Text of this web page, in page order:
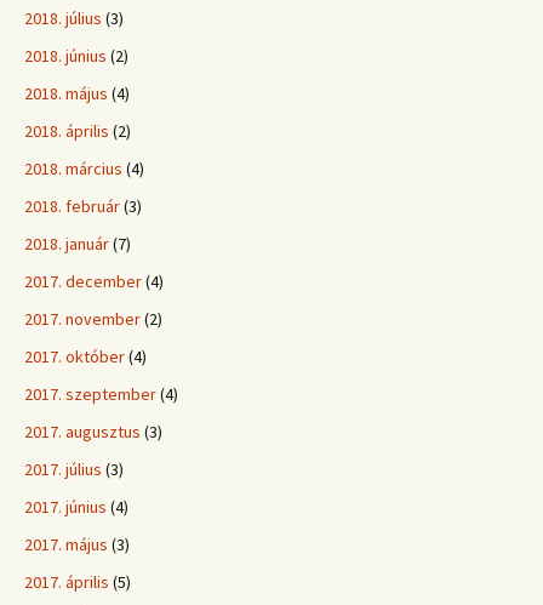
2018. július (3)
2018. június (2)
2018. május (4)
2018. április (2)
2018. március (4)
2018. február(3)
2018. január(7)
2017. december(4)
2017. november(2)
2017. október(4)
2017. szeptember(4)
2017. augusztus (3)
2017. július (3)
2017. június (4)
2017. május (3)
2017. április (5)